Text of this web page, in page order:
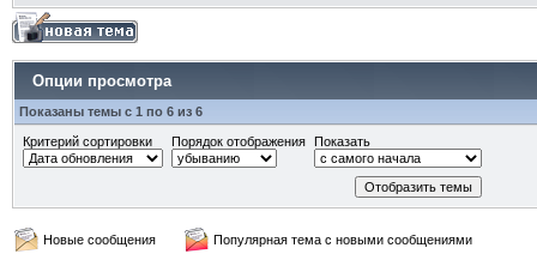
Опции просмотра
Показаны темы с 1 по 6 из 6
Критерий сортировки Порядок отображения Показать
Новые сообщения
Популярная тема с новыми сообщениями